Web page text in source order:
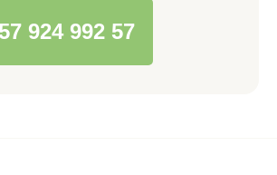
924 992 57